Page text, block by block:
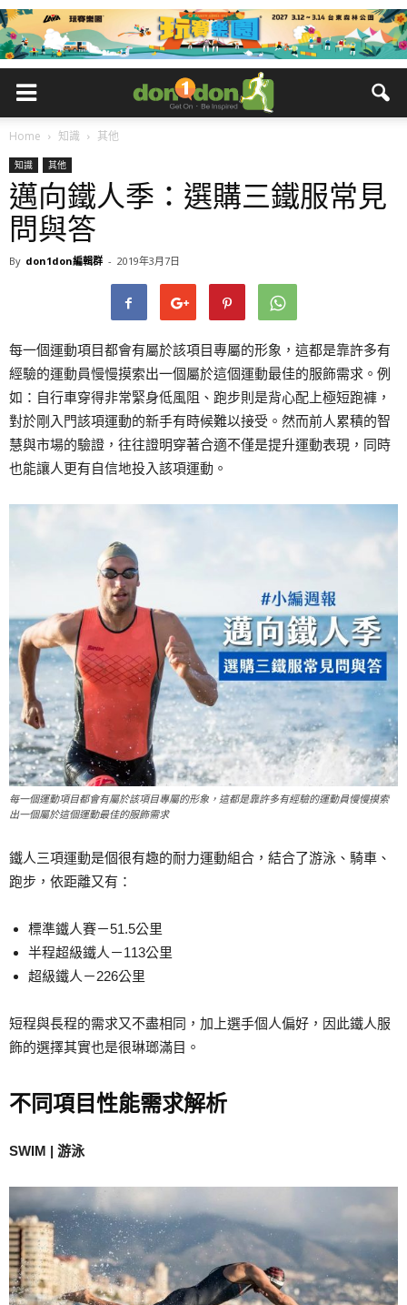
Home 知識 其他
知識 其他
邁向鐵人季：選購三鐵服常見
問與答
By don1don編輯群 - 2019年3月7日
每一個運動項目都會有屬於該項目專屬的形象，這都是靠許多有
經驗的運動員慢慢摸索出一個屬於這個運動最佳的服飾需求。例
如：自行車穿得非常緊身低風阻、跑步則是背心配上極短跑褲，
對於剛入門該項運動的新手有時候難以接受。然而前人累積的智
慧與市場的驗證，往往證明穿著合適不僅是提升運動表現，同時
也能讓人更有自信地投入該項運動。
每一個運動項目都會有屬於該項目專屬的形象，這都是靠許多有經驗的運動員慢慢摸索
出一個屬於這個運動最佳的服飾需求
鐵人三項運動是個很有趣的耐力運動組合，結合了游泳、騎車、
跑步，依距離又有：
標準鐵人賽－51.5公里
半程超級鐵人－113公里
超級鐵人－226公里
短程與長程的需求又不盡相同，加上選手個人偏好，因此鐵人服
飾的選擇其實也是很琳瑯滿目。
不同項目性能需求解析
SWIM | 游泳